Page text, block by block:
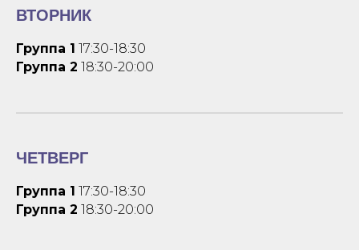
ВТОРНИК
Группа 1 17:30-18:30
Группа 2 18:30-20:00
ЧЕТВЕРГ
Группа 1 17:30-18:30
Группа 2 18:30-20:00